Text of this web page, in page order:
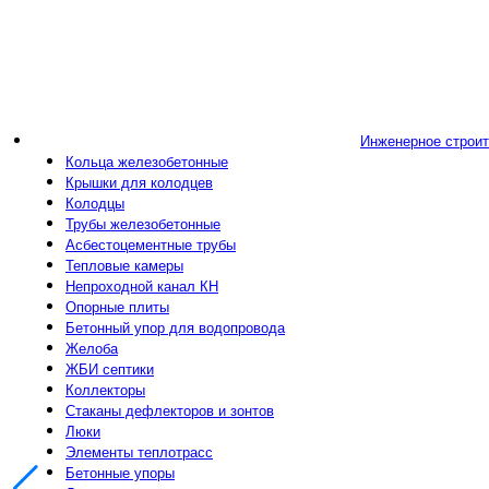
Инженерное
Кольца железобетонные
Крышки для колодцев
Колодцы
Трубы железобетонные
Асбестоцементные трубы
Тепловые камеры
Непроходной канал КН
Опорные плиты
Бетонный упор для водопровода
Желоба
ЖБИ септики
Коллекторы
Стаканы дефлекторов и зонтов
Люки
Элементы теплотрасс
Бетонные упоры